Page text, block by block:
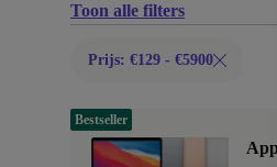
Toon alle filters
Prijs: €129 - €5900
Bestseller